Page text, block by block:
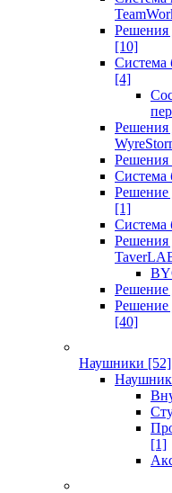
Решения
[10]
Система
[4]
Решения
Решения
Система
Решение
[1]
Система
Решения
Решение
Решение
[40]
Наушники [52]
[1]